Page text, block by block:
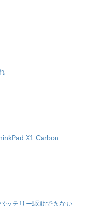
X1 Carbon
テリー駆動できない